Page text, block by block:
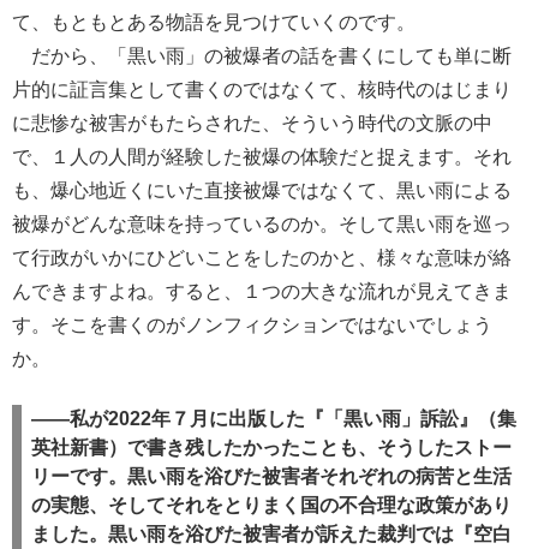
て、もともとある物語を見つけていくのです。
だから、「黒い雨」の被爆者の話を書くにしても単に断
片的に証言集として書くのではなくて、核時代のはじまり
に悲惨な被害がもたらされた、そういう時代の文脈の中
で、１人の人間が経験した被爆の体験だと捉えます。それ
も、爆心地近くにいた直接被爆ではなくて、黒い雨による
被爆がどんな意味を持っているのか。そして黒い雨を巡っ
て行政がいかにひどいことをしたのかと、様々な意味が絡
んできますよね。すると、１つの大きな流れが見えてきま
す。そこを書くのがノンフィクションではないでしょう
か。
――私が2022年７月に出版した『「黒い雨」訴訟』（集
英社新書）で書き残したかったことも、そうしたストー
リーです。黒い雨を浴びた被害者それぞれの病苦と生活
の実態、そしてそれをとりまく国の不合理な政策があり
ました。黒い雨を浴びた被害者が訴えた裁判では『空白